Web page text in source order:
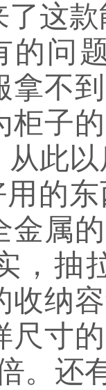
这
的问
拿不
柜子
此
的
金属
，抽
收纳
尺寸
。还